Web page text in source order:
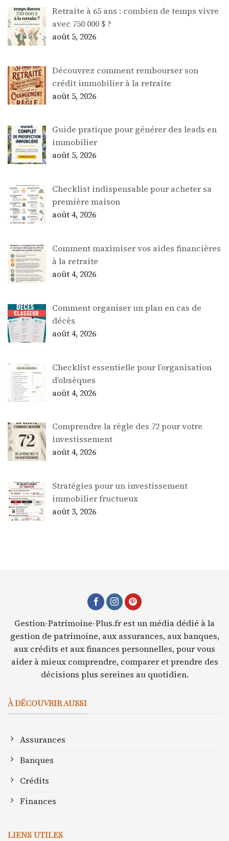
Retraite à 65 ans : combien de temps vivre
avec 750 000 $ ?
août 5, 2026
Découvrez comment rembourser son
crédit immobilier à la retraite
août 5, 2026
Guide pratique pour générer des leads en
immobilier
août 5, 2026
Checklist indispensable pour acheter sa
première maison
août 4, 2026
Comment maximiser vos aides financières
à la retraite
août 4, 2026
Comment organiser un plan en cas de
décès
août 4, 2026
Checklist essentielle pour l’organisation
d’obsèques
août 4, 2026
Comprendre la règle des 72 pour votre
investissement
août 4, 2026
Stratégies pour un investissement
immobilier fructueux
août 3, 2026
Gestion-Patrimoine-Plus.fr est un média dédié à la
gestion de patrimoine, aux assurances, aux banques,
aux crédits et aux finances personnelles, pour vous
aider à mieux comprendre, comparer et prendre des
décisions plus sereines au quotidien.
À DÉCOUVRIR AUSSI
Assurances
Banques
Crédits
Finances
LIENS UTILES